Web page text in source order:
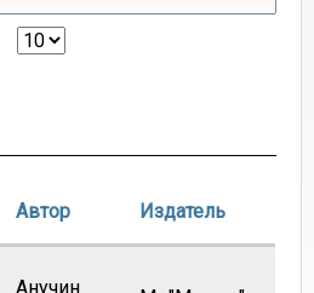
Автор Издатель
Анучин